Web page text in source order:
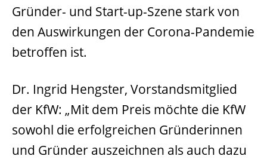
Gründer- und Start-up-Szene stark von
den Auswirkungen der Corona-Pandemie
betroffen ist.
Dr. Ingrid Hengster, Vorstandsmitglied
der KfW: „Mit dem Preis möchte die KfW
sowohl die erfolgreichen Gründerinnen
und Gründer auszeichnen als auch dazu